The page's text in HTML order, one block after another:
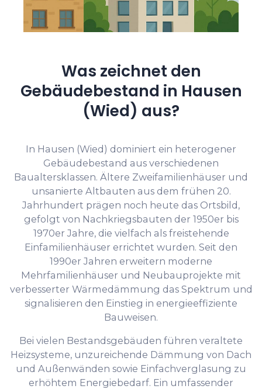
Was zeichnet den
Gebäudebestand in Hausen
(Wied) aus?
In Hausen (Wied) dominiert ein heterogener
Gebäudebestand aus verschiedenen
Baualtersklassen. Ältere Zweifamilienhäuser und
unsanierte Altbauten aus dem frühen 20.
Jahrhundert prägen noch heute das Ortsbild,
gefolgt von Nachkriegsbauten der 1950er bis
1970er Jahre, die vielfach als freistehende
Einfamilienhäuser errichtet wurden. Seit den
1990er Jahren erweitern moderne
Mehrfamilienhäuser und Neubauprojekte mit
verbesserter Wärmedämmung das Spektrum und
signalisieren den Einstieg in energieeffiziente
Bauweisen.
Bei vielen Bestandsgebäuden führen veraltete
Heizsysteme, unzureichende Dämmung von Dach
und Außenwänden sowie Einfachverglasung zu
erhöhtem Energiebedarf. Ein umfassender